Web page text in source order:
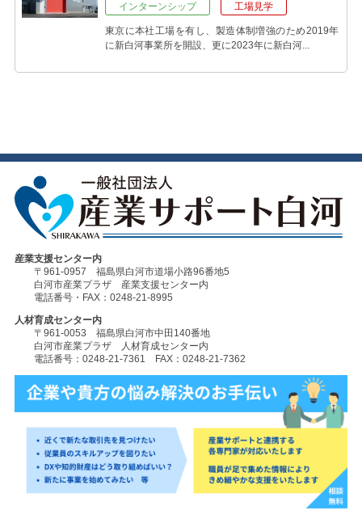
インターンシップ 工場見学
東京に本社工場を有し、製造体制増強のため2019年
に新白河事業所を開設、更に2023年に新白河...
産業支援センター内
〒961-0957 福島県白河市道場小路96番地5
白河市産業プラザ 産業支援センター内
電話番号・FAX：0248-21-8995
人材育成センター内
〒961-0053 福島県白河市中田140番地
白河市産業プラザ 人材育成センター内
電話番号：0248-21-7361 FAX：0248-21-7362